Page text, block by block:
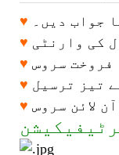
♥ جواب دیں۔
♥ کی وارنٹی
♥ فروخت سروس
♥ تیز ترسیل
♥